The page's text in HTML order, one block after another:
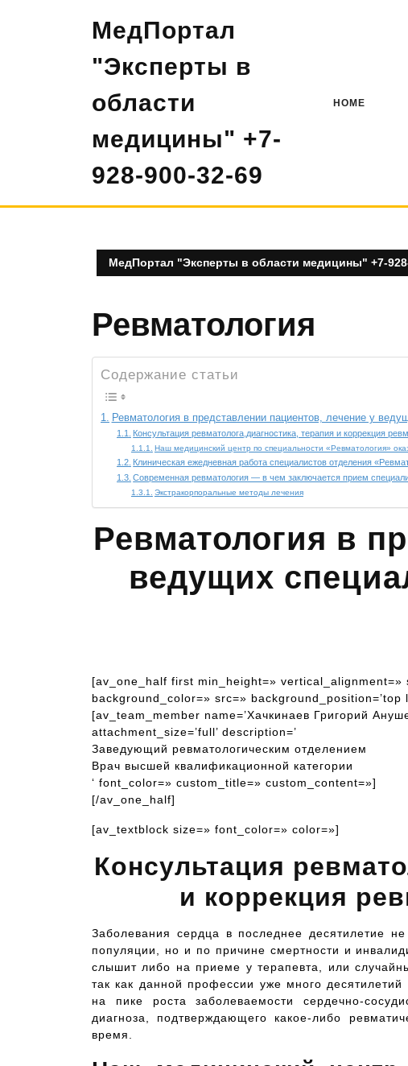
МедПортал
"Эксперты в
области
медицины" +7-
928-900-32-69
HOME
МедПортал "Эксперты в области медицины" +7-
Ревматология
Содержание статьи
Ревматология в представлении пациентов, лечение у
Консультация ревматолога,диагностика, терапия и коррекция
Наш медицинский центр по специальности «Ревматология»
Клиническая ежедневная работа специалистов отделения
Современная ревматология — в чем заключается прием
Экстракорпоральные методы лечения
Ревматология в
ведущих
[av_one_half first min_height=» vertical_alignment=»
background_color=» src=»
[av_team_member name=’Хачкинаев Григорий
attachment_size=’full’ description=’
Заведующий ревматологическим отделением
Врач высшей квалификационной категории
‘ font_color=» custom_title=» custom_content=»]
[/av_one_half]
[av_textblock size=» font_color=» color=»]
Консультация
и коррекция
Заболевания сердца в последнее десятилетие
популяции, но и по причине смертности и
слышит либо на приеме у терапевта, или
так как данной профессии уже много
на пике роста заболеваемости сердечно-
диагноза, подтверждающего какое-либо
время.